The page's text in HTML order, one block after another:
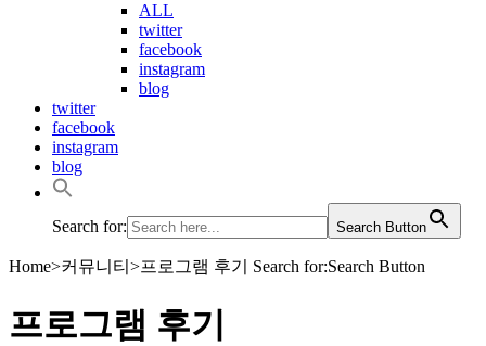
ALL
twitter
facebook
instagram
blog
twitter
facebook
instagram
blog
Search for: Search Button
Home>커뮤니티 >프로그램 후기 Search for:Search Button
프로그램 후기